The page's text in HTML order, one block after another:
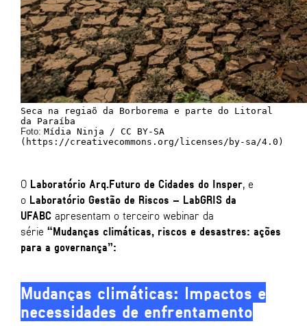
Seca na regiaõ da Borborema e parte do Litoral
Foto: Mídia Ninja / CC BY-SA
(https://creativecommons.org/licenses/by-sa/4.0)
O Laboratório Arq.Futuro de Cidades do Insper, e
o Laboratório Gestão de Riscos – LabGRIS da
UFABC apresentam o terceiro webinar da
série “Mudanças climáticas, riscos e desastres: ações
para a governança”:
Mudanças climáticas: Impactos e
necessidades de enfrentamento